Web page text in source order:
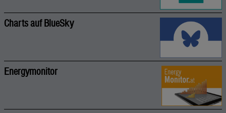
Charts auf BlueSky
Energymonitor